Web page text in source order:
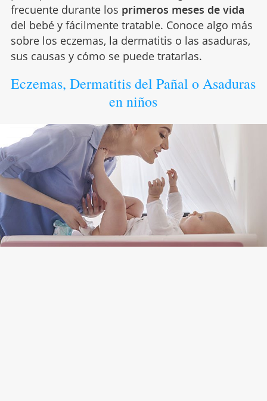
frecuente durante los primeros meses de vida
del bebé y fácilmente tratable. Conoce algo más
sobre los eczemas, la dermatitis o las asaduras,
sus causas y cómo se puede tratarlas.
Eczemas, Dermatitis del Pañal o Asaduras
en niños